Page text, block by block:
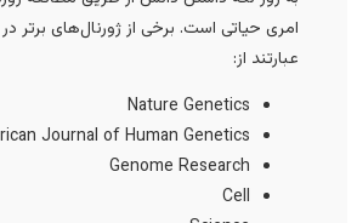
امری حیاتی است. برخی از ژورنال‌های برتر در
عبارتند از:
Nature Genetics
American Journal of Human Genetics
Genome Research
Cell